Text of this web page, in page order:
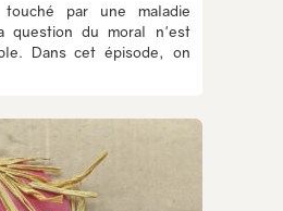
par une maladie
question du moral n'est
Dans cet épisode, on